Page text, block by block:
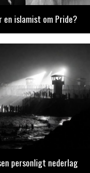
en islamist om Pride?
personligt nederlag